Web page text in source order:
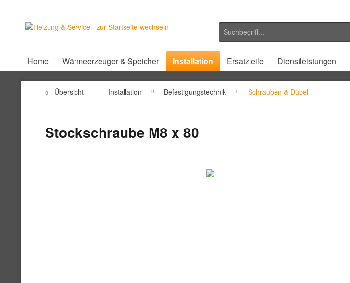
Home Wärmeerzeuger & Speicher Installation Ersatzteile Dienstleistungen
Übersicht Installation Befestigungstechnik Schrauben & Dübel
Stockschraube M8 x 80